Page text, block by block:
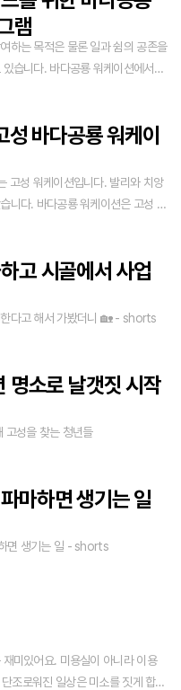
램
하는 목적은 물론 일과 쉼의 공존을
케이션에서는
바다공룡 워케이
고성 워케이션입니다. 발리와 치앙
은 고성 청
그램을 체험해 볼 수도 있습니다.
나 남산공원 등을 함께 올라가기
이 돌아다니면서 자연스레 네트
고 시골에서 사업
한다고 해서 가봤더니 🏡 - shorts
명소로 날갯짓 시작
고성을 찾는 청년들
마하면 생기는 일
면 생기는 일 - shorts
미있어요. 미용실이 아니라 이용
조로워진 일상은 미소를 짓게 합니